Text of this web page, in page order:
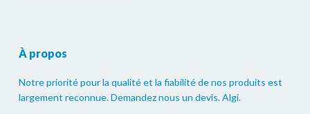
À propos
Notre priorité pour la qualité et la fiabilité de nos produits est
largement reconnue. Demandez nous un devis. Algi.